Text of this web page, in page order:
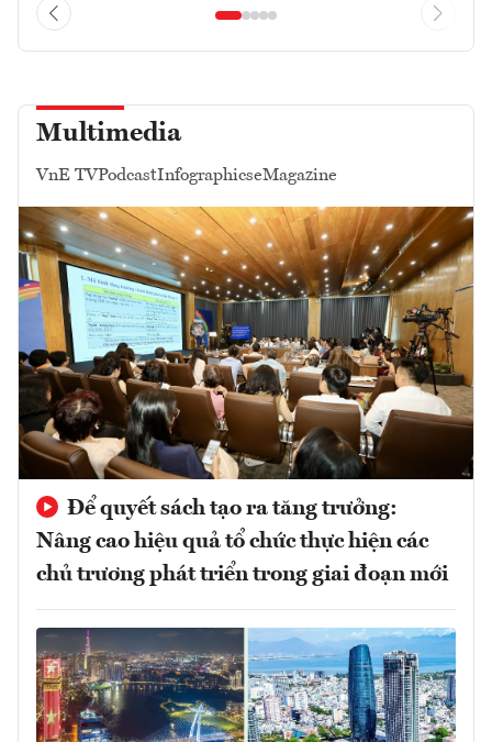
Multimedia
VnE TVPodcastInfographicseMagazine
Để quyết sách tạo ra tăng trưởng:
Nâng cao hiệu quả tổ chức thực hiện các
chủ trương phát triển trong giai đoạn mới